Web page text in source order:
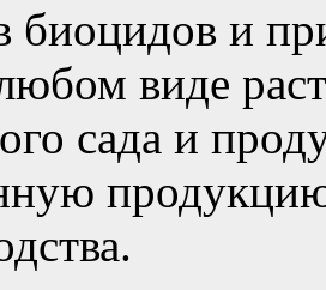
биоцидов и
виде
сада и